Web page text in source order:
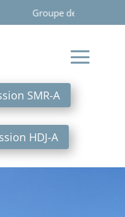
matin de 10h00
SMR-A
HDJ-A